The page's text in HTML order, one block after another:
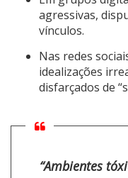
agressivas,
vínculos.
Nas redes
idealizações
disfarçados de
“Ambientes